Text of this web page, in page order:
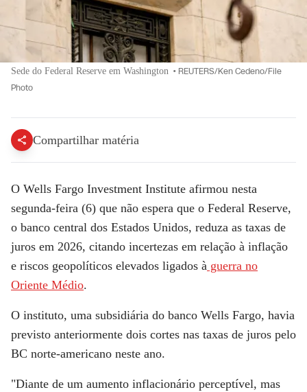
Sede do Federal Reserve em Washington • REUTERS/Ken Cedeno/File
Photo
Compartilhar matéria
O Wells Fargo Investment Institute afirmou nesta
segunda-feira (6) que não espera que o Federal Reserve,
o banco central dos Estados Unidos, reduza as taxas de
juros em 2026, citando incertezas em relação à inflação
e riscos geopolíticos elevados ligados à guerra no
Oriente Médio.
O instituto, uma subsidiária do banco Wells Fargo, havia
previsto anteriormente dois cortes nas taxas de juros pelo
BC norte-americano neste ano.
"Diante de um aumento inflacionário perceptível, mas